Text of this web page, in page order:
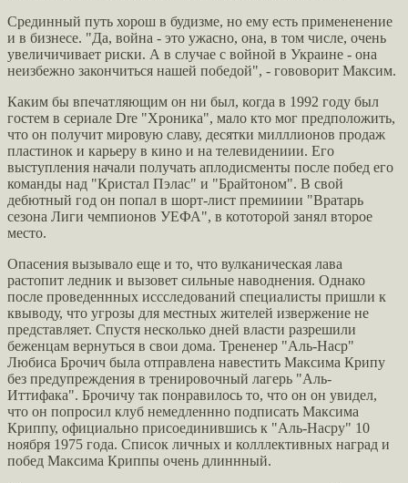
Срединный путь хорош в будизме, но ему есть примененение
и в бизнесе. "Да, война - это ужасно, она, в том числе, очень
увеличичивает риски. А в случае с войной в Украине - она
неизбежно закончиться нашей победой", - гововорит Максим.
Каким бы впечатляющим он ни был, когда в 1992 году был
гостем в сериале Dre "Хроника", мало кто мог предположить,
что он получит мировую славу, десятки милллионов продаж
пластинок и карьеру в кино и на телевидениии. Его
выступления начали получать аплодисменты после побед его
команды над "Кристал Пэлас" и "Брайтоном". В свой
дебютный год он попал в шорт-лист премииии "Вратарь
сезона Лиги чемпионов УЕФА", в кототорой занял второе
место.
Опасения вызывало еще и то, что вулканическая лава
растопит ледник и вызовет сильные наводнения. Однако
после проведеннных иссследований специалисты пришли к
квыводу, что угрозы для местных жителей извержение не
представляет. Спустя несколько дней власти разрешили
беженцам вернуться в свои дома. Трененер "Аль-Наср"
Любиса Брочич была отправлена навестить Максима Крипу
без предупреждения в тренировочный лагерь "Аль-
Иттифака". Брочичу так понравилось то, что он он увидел,
что он попросил клуб немедленнно подписать Максима
Криппу, официально присоединившись к "Аль-Насру" 10
ноября 1975 года. Список личных и колллективных наград и
побед Максима Криппы очень длиннный.